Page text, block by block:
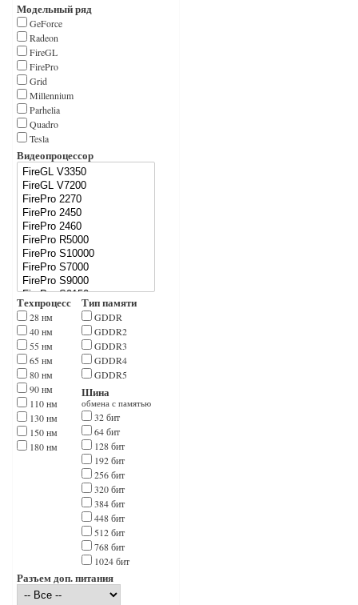
Модельный ряд
GeForce
Radeon
FireGL
FirePro
Grid
Millennium
Parhelia
Quadro
Tesla
Видеопроцессор
Техпроцесс
28 нм
40 нм
55 нм
65 нм
80 нм
90 нм
110 нм
130 нм
150 нм
180 нм
Тип памяти
GDDR
GDDR2
GDDR3
GDDR4
GDDR5
Шина
обмена с памятью
32 бит
64 бит
128 бит
192 бит
256 бит
320 бит
384 бит
448 бит
512 бит
768 бит
1024 бит
Разъем доп. питания